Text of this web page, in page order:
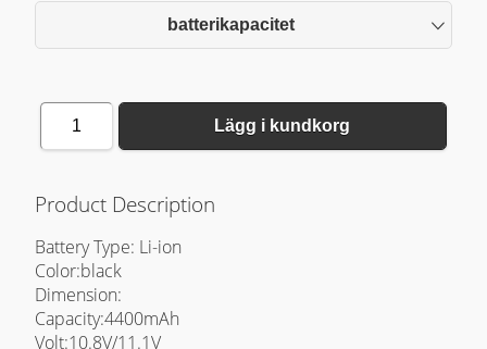
batterikapacitet
1 Lägg i kundkorg
Product Description
Battery Type: Li-ion
Color:black
Dimension:
Capacity:4400mAh
Volt:10.8V/11.1V